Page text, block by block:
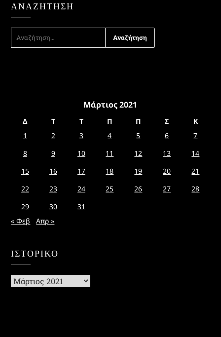
ΑΝΑΖΉΤΗΣΗ
ΑΝΑΖΉΤΗΣΗ
ΓΙΑ:
Μάρτιος 2021
Δ Τ Τ Π Π Σ
Κ
1
2 3 4 5 6
7
8
9 10 11 12 13
14
15
16 17 18 19 20
21
22
23 24 25 26 27
28
29
30
31
« Φεβ
Απρ »
ΙΣΤΟΡΙΚΌ
Ιστορικό